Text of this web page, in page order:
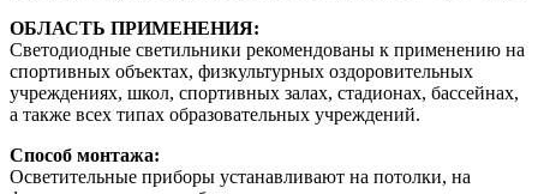
ОБЛАСТЬ ПРИМЕНЕНИЯ:
Светодиодные светильники рекомендованы к применению на
спортивных объектах, физкультурных оздоровительных
учреждениях, школ, спортивных залах, стадионах, бассейнах,
а также всех типах образовательных учреждений.
Способ монтажа:
Осветительные приборы устанавливают на потолки, на